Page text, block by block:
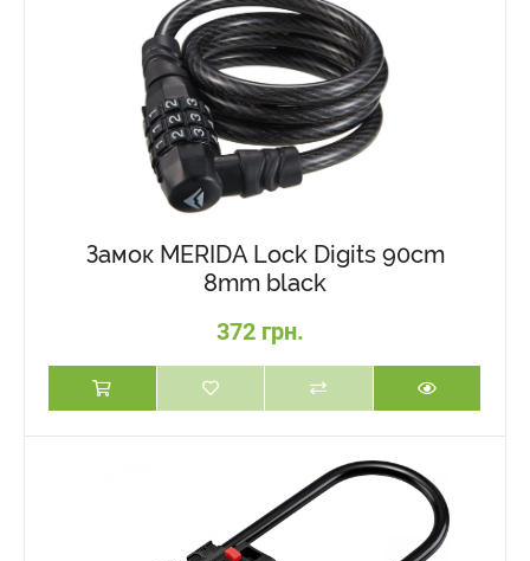
Замок MERIDA Lock Digits 90cm
8mm black
372 грн.